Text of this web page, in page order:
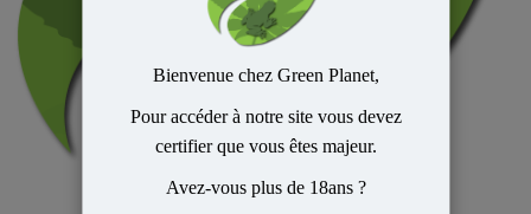
Bienvenue chez Green Planet,
Pour accéder à notre site vous devez
certifier que vous êtes majeur.
Avez-vous plus de 18ans ?